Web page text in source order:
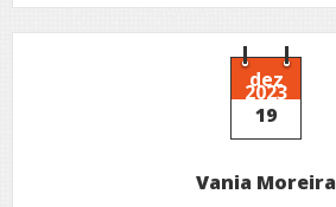
para
o
meu
amor
dez
2023
19
Vania Moreira